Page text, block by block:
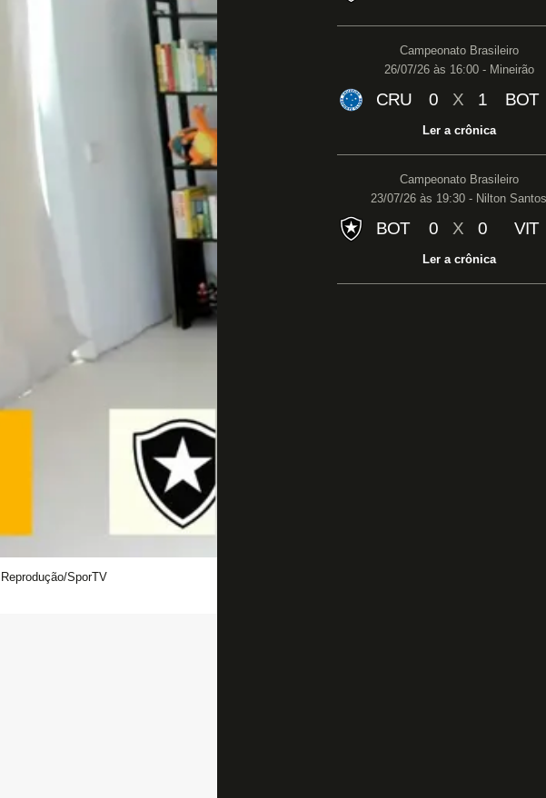
Campeonato Brasileiro
26/07/26 às 16:00 - Mineirão
CRU 0 X 1 BOT
Ler a crônica
Campeonato Brasileiro
23/07/26 às 19:30 - Nilton Santos
BOT 0 X 0 VIT
Ler a crônica
Reprodução/SporTV